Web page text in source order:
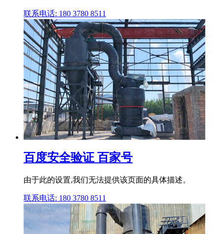
联系电话: 180 3780 8511
百度安全验证 百家号
由于此的设置,我们无法提供该页面的具体描述。
联系电话: 180 3780 8511